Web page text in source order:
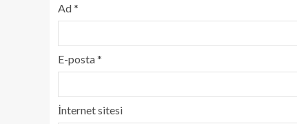
Ad*
E-posta*
İnternet sitesi